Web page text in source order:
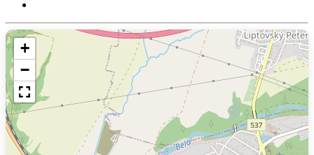
+
−